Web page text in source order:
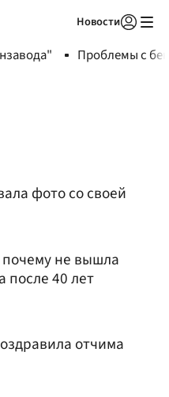
Новости
Проблемы с
фото со своей
почему не вышла
после 40 лет
отчима